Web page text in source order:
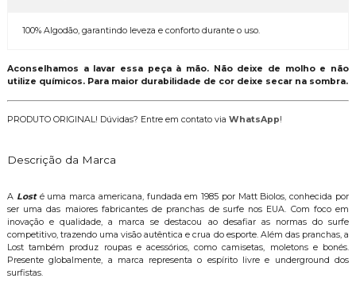
100% Algodão, garantindo leveza e conforto durante o uso.
Aconselhamos a lavar essa peça à mão. Não deixe de molho e não
utilize químicos. Para maior durabilidade de cor deixe secar na sombra.
PRODUTO ORIGINAL! Dúvidas? Entre em contato via WhatsApp!
Descrição da Marca
A Losté uma marca americana, fundada em 1985 por Matt Biolos, conhecida por
ser uma das maiores fabricantes de pranchas de surfe nos EUA. Com foco em
inovação e qualidade, a marca se destacou ao desafiar as normas do surfe
competitivo, trazendo uma visão autêntica e crua do esporte. Além das pranchas, a
Lost também produz roupas e acessórios, como camisetas, moletons e bonés.
Presente globalmente, a marca representa o espírito livre e underground dos
surfistas.